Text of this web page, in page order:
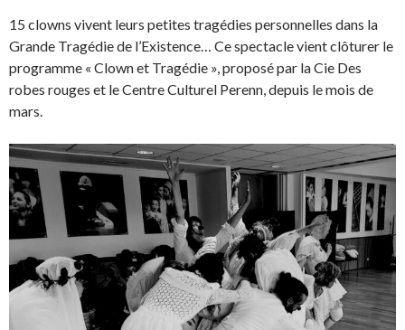
15 clowns vivent leurs petites tragédies personnelles dans la
Grande Tragédie de l’Existence… Ce spectacle vient clôturer le
programme « Clown et Tragédie », proposé par la Cie Des
robes rouges et le Centre Culturel Perenn, depuis le mois de
mars.